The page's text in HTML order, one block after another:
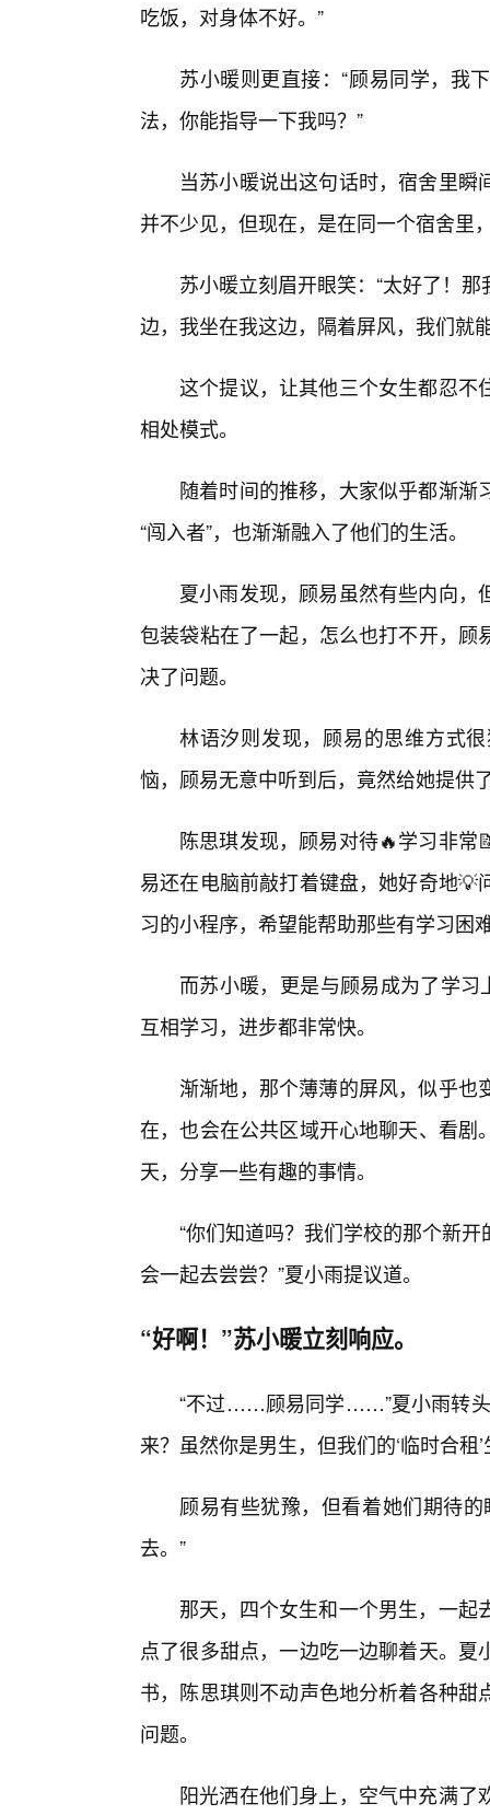
吃饭，对身体不好。”
苏小暖则更直接：“顾易同学，
法，你能指导一下我吗？”
当苏小暖说出这句话时，宿舍里
并不少见，但现在，是在同一个宿舍里
苏小暖立刻眉开眼笑：“太好了！
边，我坐在我这边，隔着屏风，我们就
这个提议，让其他三个女生都忍不
相处模式。
随着时间的推移，大家似乎都渐
“闯入者”，也渐渐融入了他们的生活。
夏小雨发现，顾易虽然有些内向
包装袋粘在了一起，怎么也打不开，
决了问题。
林语汐则发现，顾易的思维方式
恼，顾易无意中听到后，竟然给她提供
陈思琪发现，顾易对待🔥学习非
易还在电脑前敲打着键盘，她好奇地
习的小程序，希望能帮助那些有学习困
而苏小暖，更是与顾易成为了学习
互相学习，进步都非常快。
渐渐地，那个薄薄的屏风，似乎
在，也会在公共区域开心地聊天、看
天，分享一些有趣的事情。
“你们知道吗？我们学校的那个新
会一起去尝尝？”夏小雨提议道。
“好啊！”苏小暖立刻响应。
“不过……顾易同学……”夏小雨转头
来？虽然你是男生，但我们的‘临时合租
顾易有些犹豫，但看着她们期待
去。”
那天，四个女生和一个男生，一
点了很多甜点，一边吃一边聊着天。
书，陈思琪则不动声色地分析着各种
问题。
阳光洒在他们身上，空气中充满